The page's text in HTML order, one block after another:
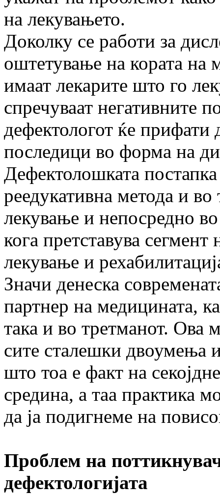
на лекувањето.
Доколку се работи за
оштетување на кората на
имаат лекарите што го
спречуваат негативните
дефектологот ќе прифати
последици во форма на
Дефектолошката
реедукативна метода и
лекување и непосредно
кога претставува
лекување и
Значи денеска
партнер на медицината,
така и во третманот. Ова
сите сталешки двоумења
што тоа е факт на
средина, а таа практика
да ја подигнеме на
Проблем на
дефектологијата